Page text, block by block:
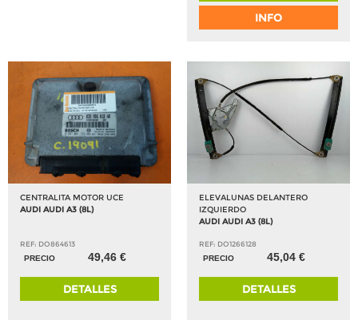
INFO
CENTRALITA MOTOR UCE
AUDI AUDI A3 (8L)
REF: DO864613
PRECIO
49,46 €
DETALLES
ELEVALUNAS DELANTERO
IZQUIERDO
AUDI AUDI A3 (8L)
REF: DO1266128
PRECIO
45,04 €
DETALLES